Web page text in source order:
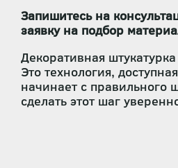
Запишитесь на
заявку на подбор
Декоративная
Это технология,
начинает с
сделать этот шаг